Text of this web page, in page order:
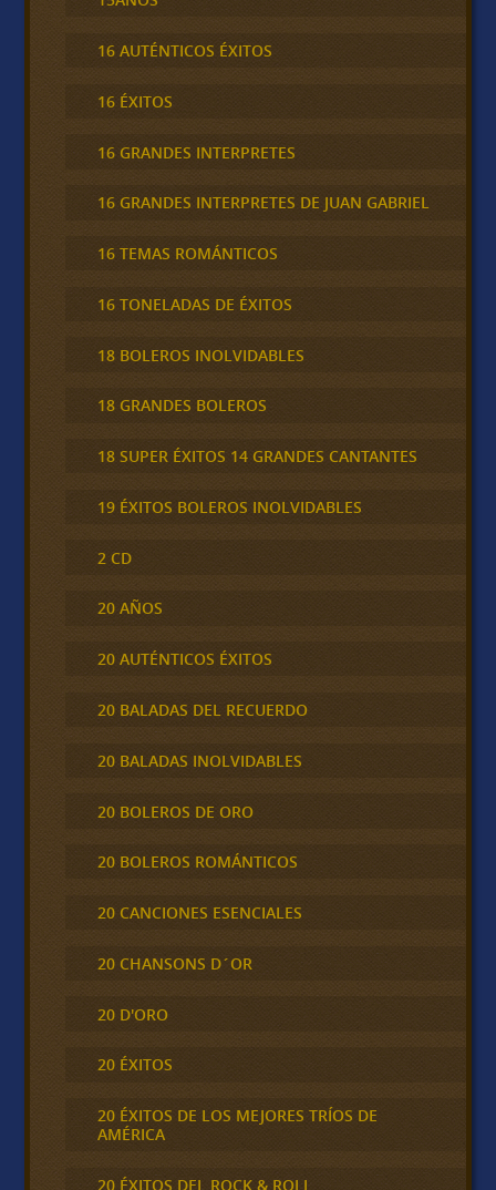
16 AUTÉNTICOS ÉXITOS
16 ÉXITOS
16 GRANDES INTERPRETES
16 GRANDES INTERPRETES DE JUAN GABRIEL
16 TEMAS ROMÁNTICOS
16 TONELADAS DE ÉXITOS
18 BOLEROS INOLVIDABLES
18 GRANDES BOLEROS
18 SUPER ÉXITOS 14 GRANDES CANTANTES
19 ÉXITOS BOLEROS INOLVIDABLES
2 CD
20 AÑOS
20 AUTÉNTICOS ÉXITOS
20 BALADAS DEL RECUERDO
20 BALADAS INOLVIDABLES
20 BOLEROS DE ORO
20 BOLEROS ROMÁNTICOS
20 CANCIONES ESENCIALES
20 CHANSONS D´OR
20 D'ORO
20 ÉXITOS
20 ÉXITOS DE LOS MEJORES TRÍOS DE
AMÉRICA
20 ÉXITOS DEL ROCK & ROLL